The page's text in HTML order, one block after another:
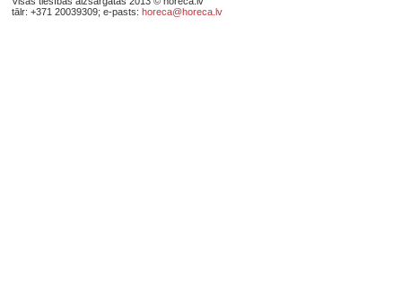
tālr: +371 20039309; e-pasts: horeca@horeca.lv